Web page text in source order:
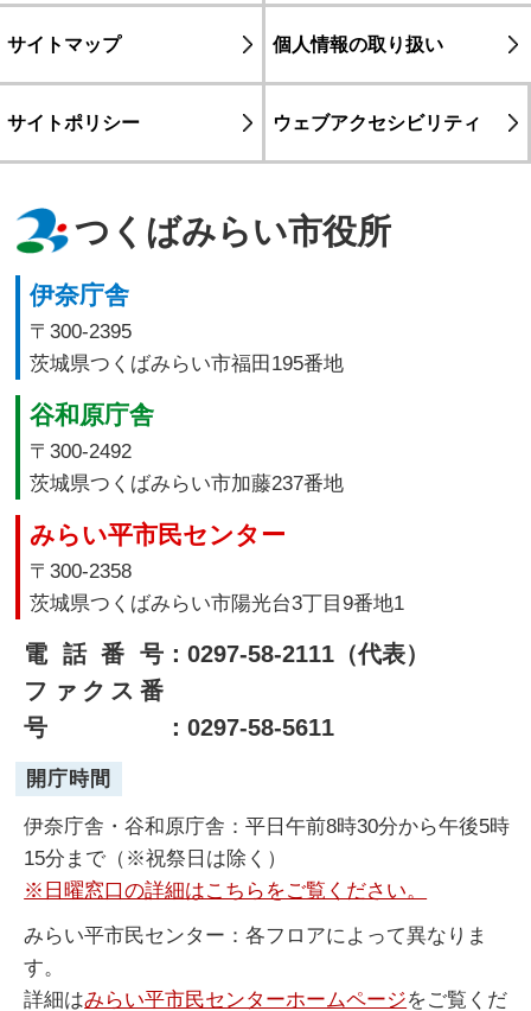
サイトマップ 個人情報の取り扱い
サイトポリシー ウェブアクセシビリティ
つくばみらい市役所
伊奈庁舎
〒300-2395
茨城県つくばみらい市福田195番地
谷和原庁舎
〒300-2492
茨城県つくばみらい市加藤237番地
みらい平市民センター
〒300-2358
茨城県つくばみらい市陽光台3丁目9番地1
電話番号：0297-58-2111（代表）
ファクス番
号
：0297-58-5611
開庁時間
伊奈庁舎・谷和原庁舎：平日午前8時30分から午後5時
15分まで（※祝祭日は除く）
※日曜窓口の詳細はこちらをご覧ください。
みらい平市民センター：各フロアによって異なりま
す。
詳細はみらい平市民センターホームページをご覧くだ